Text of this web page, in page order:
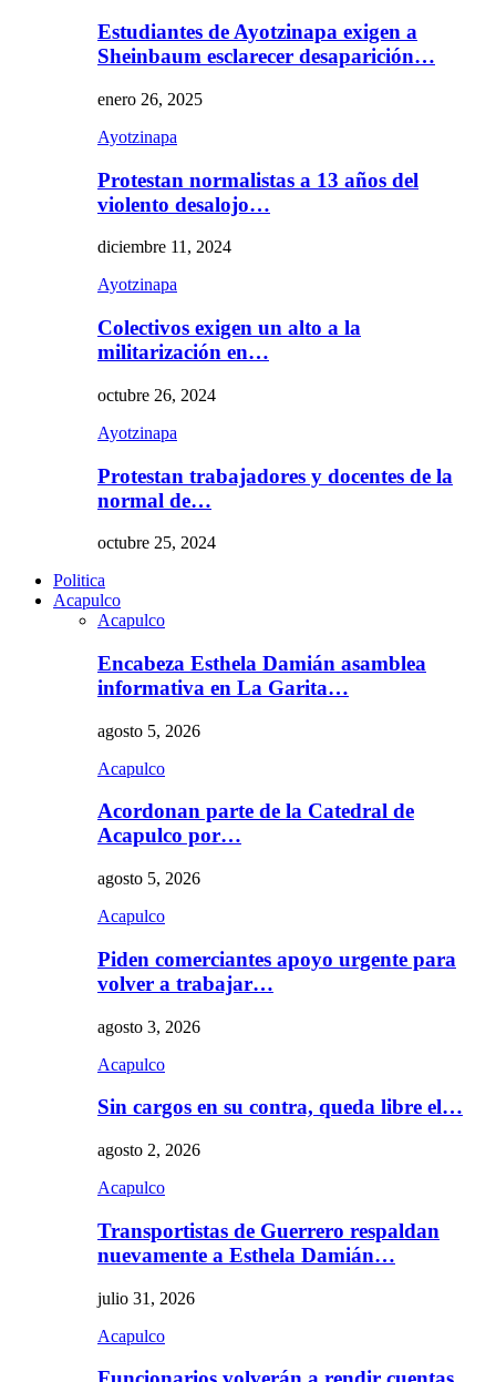
Estudiantes de Ayotzinapa exigen a
Sheinbaum esclarecer desaparición…
enero 26, 2025
Ayotzinapa
Protestan normalistas a 13 años del
violento desalojo…
diciembre 11, 2024
Ayotzinapa
Colectivos exigen un alto a la
militarización en…
octubre 26, 2024
Ayotzinapa
Protestan trabajadores y docentes de la
normal de…
octubre 25, 2024
Politica
Acapulco
Acapulco
Encabeza Esthela Damián asamblea
informativa en La Garita…
agosto 5, 2026
Acapulco
Acordonan parte de la Catedral de
Acapulco por…
agosto 5, 2026
Acapulco
Piden comerciantes apoyo urgente para
volver a trabajar…
agosto 3, 2026
Acapulco
Sin cargos en su contra, queda libre el…
agosto 2, 2026
Acapulco
Transportistas de Guerrero respaldan
nuevamente a Esthela Damián…
julio 31, 2026
Acapulco